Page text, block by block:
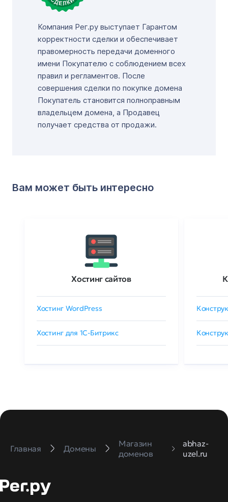
Компания Рег.ру выступает Гарантом
корректности сделки и обеспечивает
правомерность передачи доменного
имени Покупателю с соблюдением всех
правил и регламентов. После
совершения сделки по покупке домена
Покупатель становится полноправным
владельцем домена, а Продавец
получает средства от продажи.
Вам может быть интересно
Хостинг сайтов
Хостинг WordPress
Хостинг для 1C-Битрикс
Главная Домены
Магазин
доменов
abhaz-
uzel.ru